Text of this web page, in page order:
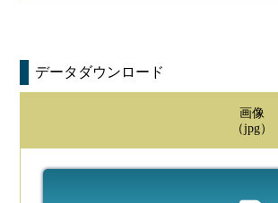
データダウンロード
画像
（jpg）